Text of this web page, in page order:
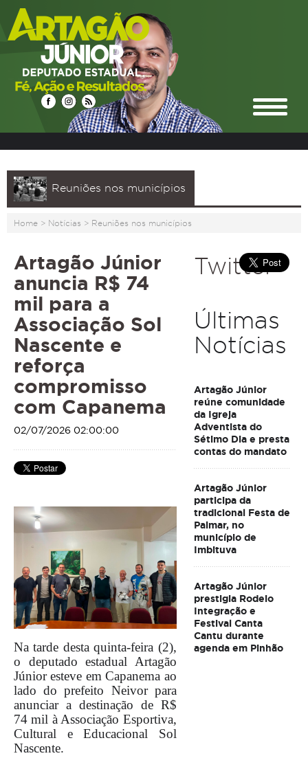
Reuniões nos municípios
Home > Notícias > Reuniões nos municípios
Artagão Júnior
anuncia R$ 74
mil para a
Associação Sol
Nascente e
reforça
compromisso
com Capanema
02/07/2026 02:00:00
Na tarde desta quinta-feira (2),
o deputado estadual Artagão
Júnior esteve em Capanema ao
lado do prefeito Neivor para
anunciar a destinação de R$
74 mil à Associação Esportiva,
Cultural e Educacional Sol
Nascente.
Twitter
Últimas
Notícias
Artagão Júnior
reúne comunidade
da Igreja
Adventista do
Sétimo Dia e presta
contas do mandato
Artagão Júnior
participa da
tradicional Festa de
Palmar, no
município de
Imbituva
Artagão Júnior
prestigia Rodeio
Integração e
Festival Canta
Cantu durante
agenda em Pinhão